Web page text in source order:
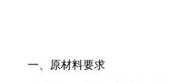
一、原材料要求